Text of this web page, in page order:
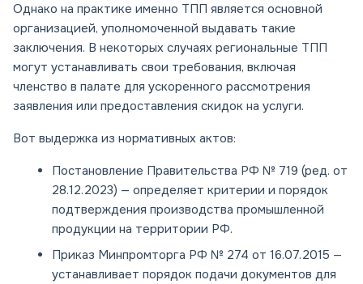
Однако на практике именно ТПП является основной
организацией, уполномоченной выдавать такие
заключения. В некоторых случаях региональные ТПП
могут устанавливать свои требования, включая
членство в палате для ускоренного рассмотрения
заявления или предоставления скидок на услуги.
Вот выдержка из нормативных актов:
Постановление Правительства РФ № 719 (ред. от
28.12.2023) — определяет критерии и порядок
подтверждения производства промышленной
продукции на территории РФ.
Приказ Минпромторга РФ № 274 от 16.07.2015 —
устанавливает порядок подачи документов для